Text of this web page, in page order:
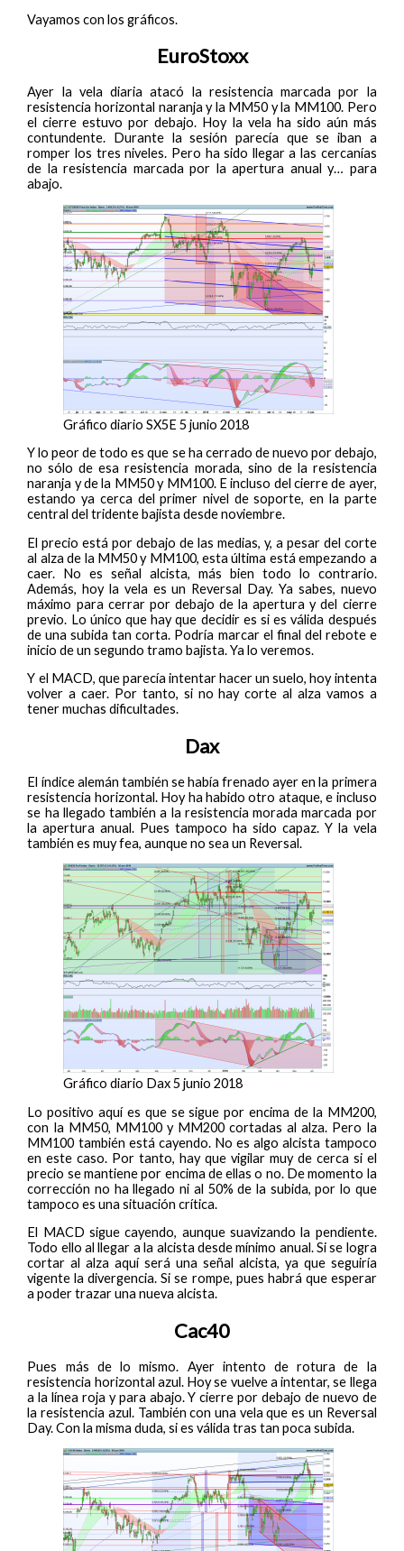
Vayamos con los gráficos.
EuroStoxx
Ayer la vela diaria atacó la resistencia marcada por la
resistencia horizontal naranja y la MM50 y la MM100. Pero
el cierre estuvo por debajo. Hoy la vela ha sido aún más
contundente. Durante la sesión parecía que se iban a
romper los tres niveles. Pero ha sido llegar a las cercanías
de la resistencia marcada por la apertura anual y… para
abajo.
Gráfico diario SX5E 5 junio 2018
Y lo peor de todo es que se ha cerrado de nuevo por debajo,
no sólo de esa resistencia morada, sino de la resistencia
naranja y de la MM50 y MM100. E incluso del cierre de ayer,
estando ya cerca del primer nivel de soporte, en la parte
central del tridente bajista desde noviembre.
El precio está por debajo de las medias, y, a pesar del corte
al alza de la MM50 y MM100, esta última está empezando a
caer. No es señal alcista, más bien todo lo contrario.
Además, hoy la vela es un Reversal Day. Ya sabes, nuevo
máximo para cerrar por debajo de la apertura y del cierre
previo. Lo único que hay que decidir es si es válida después
de una subida tan corta. Podría marcar el final del rebote e
inicio de un segundo tramo bajista. Ya lo veremos.
Y el MACD, que parecía intentar hacer un suelo, hoy intenta
volver a caer. Por tanto, si no hay corte al alza vamos a
tener muchas dificultades.
Dax
El índice alemán también se había frenado ayer en la primera
resistencia horizontal. Hoy ha habido otro ataque, e incluso
se ha llegado también a la resistencia morada marcada por
la apertura anual. Pues tampoco ha sido capaz. Y la vela
también es muy fea, aunque no sea un Reversal.
Gráfico diario Dax 5 junio 2018
Lo positivo aquí es que se sigue por encima de la MM200,
con la MM50, MM100 y MM200 cortadas al alza. Pero la
MM100 también está cayendo. No es algo alcista tampoco
en este caso. Por tanto, hay que vigilar muy de cerca si el
precio se mantiene por encima de ellas o no. De momento la
corrección no ha llegado ni al 50% de la subida, por lo que
tampoco es una situación crítica.
El MACD sigue cayendo, aunque suavizando la pendiente.
Todo ello al llegar a la alcista desde mínimo anual. Si se logra
cortar al alza aquí será una señal alcista, ya que seguiría
vigente la divergencia. Si se rompe, pues habrá que esperar
a poder trazar una nueva alcista.
Cac40
Pues más de lo mismo. Ayer intento de rotura de la
resistencia horizontal azul. Hoy se vuelve a intentar, se llega
a la línea roja y para abajo. Y cierre por debajo de nuevo de
la resistencia azul. También con una vela que es un Reversal
Day. Con la misma duda, si es válida tras tan poca subida.